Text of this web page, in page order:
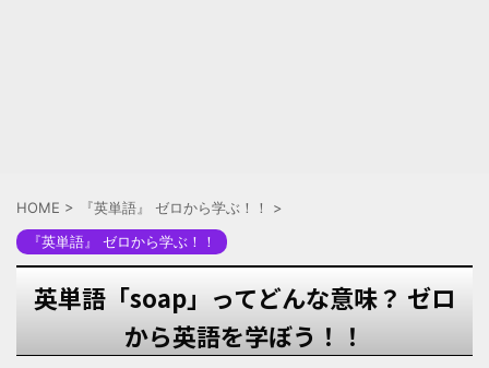
HOME > 『英単語』 ゼロから学ぶ！！
>
『英単語』 ゼロから学ぶ！！
英単語「soap」ってどんな意味？ ゼロ
から英語を学ぼう！！